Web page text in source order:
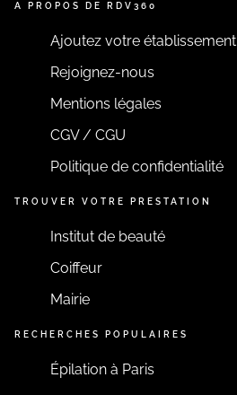
A PROPOS DE RDV360
Ajoutez votre établissement
Rejoignez-nous
Mentions légales
CGV / CGU
Politique de confidentialité
TROUVER VOTRE PRESTATION
Institut de beauté
Coiffeur
Mairie
RECHERCHES POPULAIRES
Épilation à Paris